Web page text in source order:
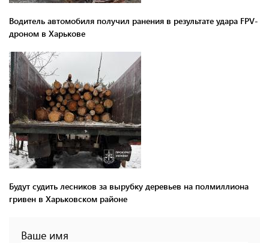
Водитель автомобиля получил ранения в результате удара FPV-
дроном в Харькове
Будут судить лесников за вырубку деревьев на полмиллиона
гривен в Харьковском районе
Ваше имя